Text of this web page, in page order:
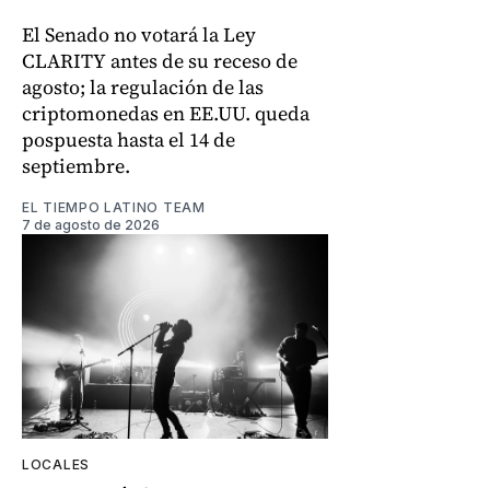
El Senado no votará la Ley
CLARITY antes de su receso de
agosto; la regulación de las
criptomonedas en EE.UU. queda
pospuesta hasta el 14 de
septiembre.
EL TIEMPO LATINO TEAM
7 de agosto de 2026
LOCALES